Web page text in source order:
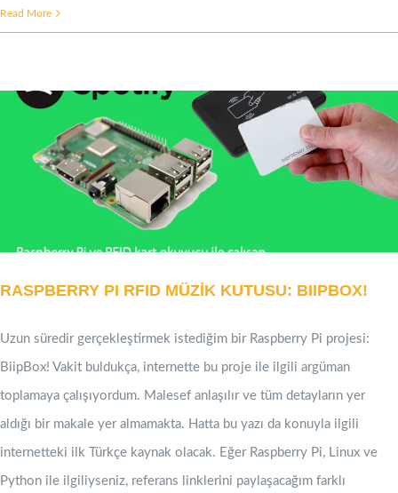
Read More
RASPBERRY PI RFID MÜZİK KUTUSU: BIIPBOX!
Uzun süredir gerçekleştirmek istediğim bir Raspberry Pi projesi:
BiipBox! Vakit buldukça, internette bu proje ile ilgili argüman
toplamaya çalışıyordum. Malesef anlaşılır ve tüm detayların yer
aldığı bir makale yer almamakta. Hatta bu yazı da konuyla ilgili
internetteki ilk Türkçe kaynak olacak. Eğer Raspberry Pi, Linux ve
Python ile ilgiliyseniz, referans linklerini paylaşacağım farklı